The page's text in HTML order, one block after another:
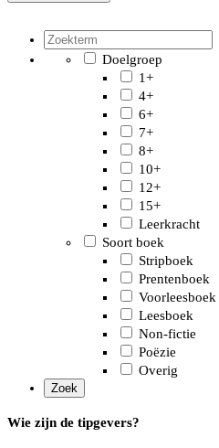
Doelgroep
1+
4+
6+
7+
8+
10+
12+
15+
Leerkracht
Soort boek
Stripboek
Prentenboek
Voorleesboek
Leesboek
Non-fictie
Poëzie
Overig
Wie zijn de tipgevers?